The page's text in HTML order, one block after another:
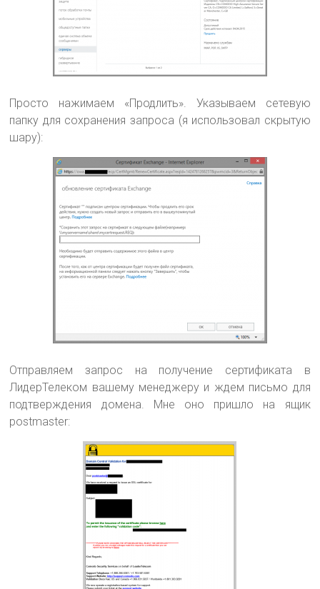
Просто нажимаем «Продлить». Указываем сетевую
папку для сохранения запроса (я использовал скрытую
шару):
Отправляем запрос на получение сертификата в
ЛидерТелеком вашему менеджеру и ждем письмо для
подтверждения домена. Мне оно пришло на ящик
postmaster: